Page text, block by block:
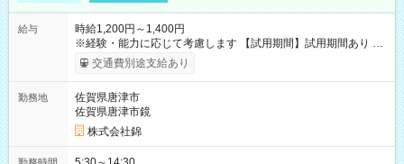
給与
時給1,200円～1,400円
※経験・能力に応じて考慮します 【試用期間】試用期間あり 試
用期間の長さ：3ヶ月 雇用形態、給与は本採用時と同じです。
交通費別途支給あり
勤務地
佐賀県唐津市
佐賀県唐津市鏡
株式会社錦